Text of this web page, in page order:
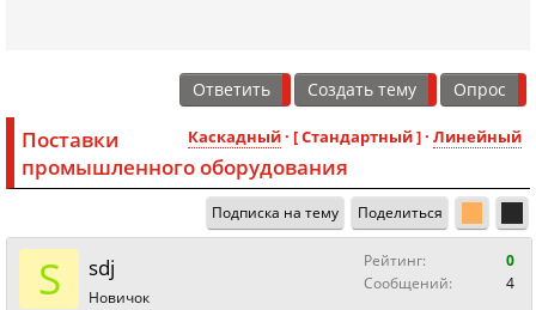
Ответить Создать тему Опрос
Каскадный· [ Стандартный ] · Линейный
Поставки
промышленного оборудования
Подписка на тему Поделиться
S sdj
Новичок
Рейтинг:
0
Сообщений:
4